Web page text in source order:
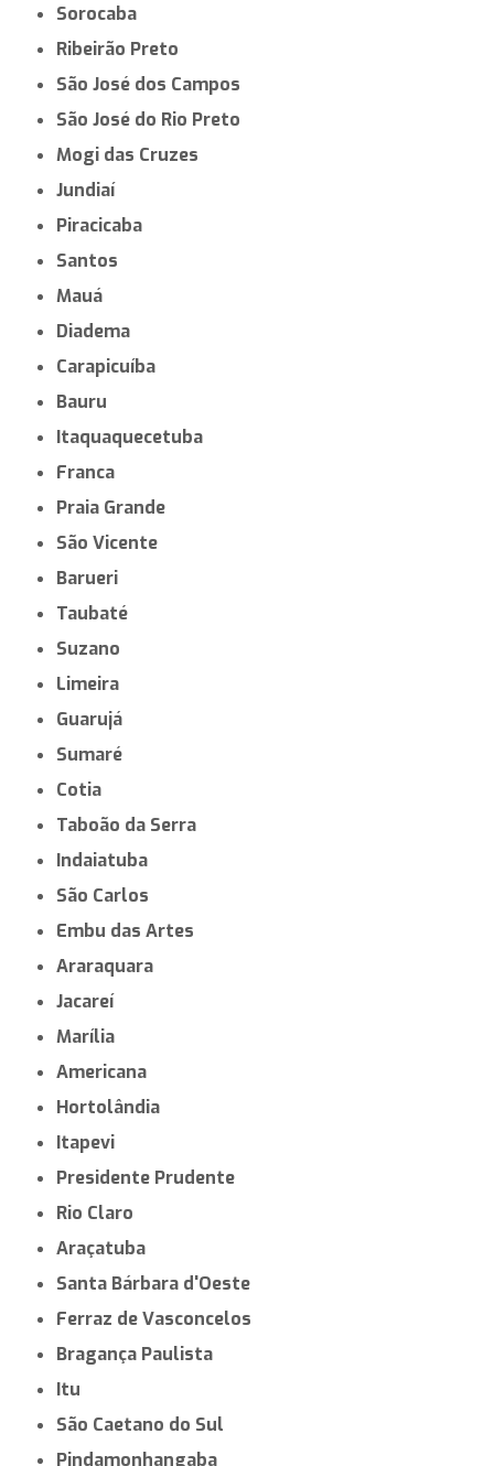
Sorocaba
Ribeirão Preto
São José dos Campos
São José do Rio Preto
Mogi das Cruzes
Jundiaí
Piracicaba
Santos
Mauá
Diadema
Carapicuíba
Bauru
Itaquaquecetuba
Franca
Praia Grande
São Vicente
Barueri
Taubaté
Suzano
Limeira
Guarujá
Sumaré
Cotia
Taboão da Serra
Indaiatuba
São Carlos
Embu das Artes
Araraquara
Jacareí
Marília
Americana
Hortolândia
Itapevi
Presidente Prudente
Rio Claro
Araçatuba
Santa Bárbara d'Oeste
Ferraz de Vasconcelos
Bragança Paulista
Itu
São Caetano do Sul
Pindamonhangaba